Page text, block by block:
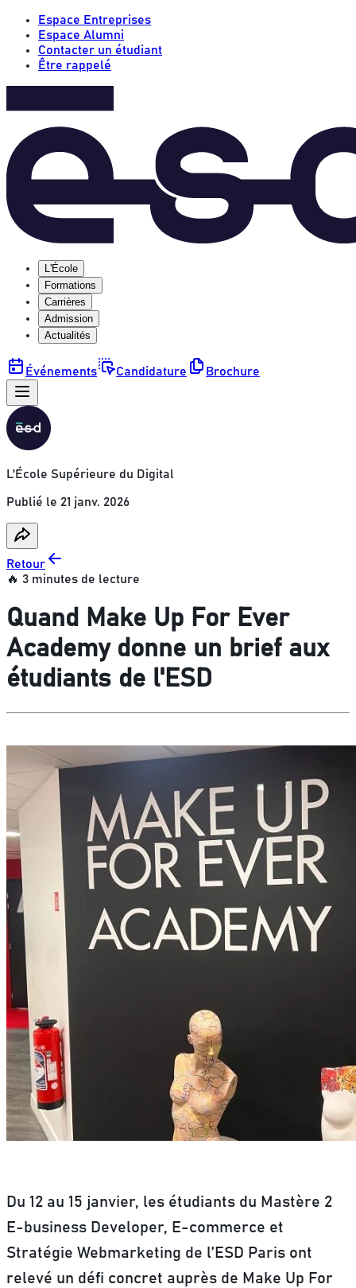
Espace Entreprises
Espace Alumni
Contacter un étudiant
Être rappelé
L'École
Formations
Carrières
Admission
Actualités
Événements Candidature Brochure
L'École Supérieure du Digital
Publié le 21 janv. 2026
Retour
🔥 3 minutes de lecture
Quand Make Up For Ever
Academy donne un brief aux
étudiants de l'ESD
Du 12 au 15 janvier, les étudiants du Mastère 2
E-business Developer, E-commerce et
Stratégie Webmarketing de l’ESD Paris ont
relevé un défi concret auprès de Make Up For